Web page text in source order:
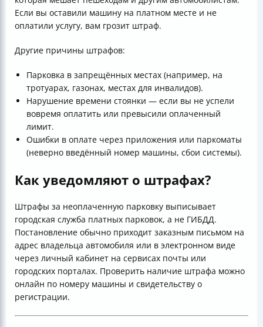
Если вы оставили машину на платном месте и не
оплатили услугу, вам грозит штраф.
Другие причины штрафов:
Парковка в запрещённых местах (например, на
тротуарах, газонах, местах для инвалидов).
Нарушение времени стоянки — если вы не успели
вовремя оплатить или превысили оплаченный
лимит.
Ошибки в оплате через приложения или паркоматы
(неверно введённый номер машины, сбои системы).
Как уведомляют о штрафах?
Штрафы за неоплаченную парковку выписывает
городская служба платных парковок, а не ГИБДД.
Постановление обычно приходит заказным письмом на
адрес владельца автомобиля или в электронном виде
через личный кабинет на сервисах почты или
городских порталах. Проверить наличие штрафа можно
онлайн по номеру машины и свидетельству о
регистрации.